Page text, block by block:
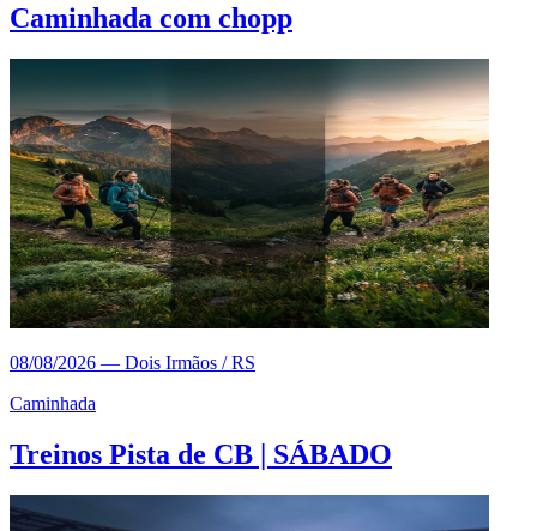
Caminhada com chopp
08/08/2026 — Dois Irmãos / RS
Caminhada
Treinos Pista de CB | SÁBADO